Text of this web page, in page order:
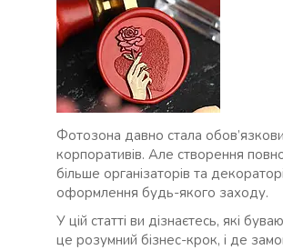
Фотозона давно стала
корпоративів. Але створення
більше організаторів та
оформлення будь-якого заходу.
У цій статті ви дізнаєтесь, які
це розумний бізнес-крок, і де